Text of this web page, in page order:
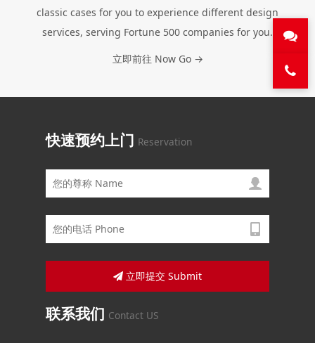
classic cases for you to experience different design
services, serving Fortune 500 companies for you.
立即前往 Now Go →
快速预约上门 Reservation
立即提交 Submit
联系我们 Contact US